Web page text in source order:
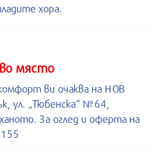
хора.
място
ви очаква на НОВ
ул. „Тюбенска“ №64,
За оглед и оферта на